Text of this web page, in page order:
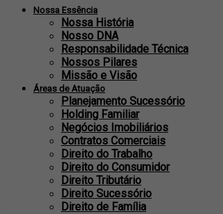
Nossa Essência
Nossa História
Nosso DNA
Responsabilidade Técnica
Nossos Pilares
Missão e Visão
Áreas de Atuação
Planejamento Sucessório
Holding Familiar
Negócios Imobiliários
Contratos Comerciais
Direito do Trabalho
Direito do Consumidor
Direito Tributário
Direito Sucessório
Direito de Família